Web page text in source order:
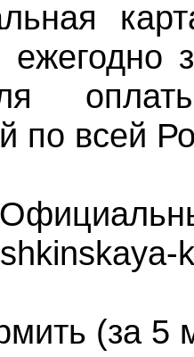
ежегодно
по всей
(за 5